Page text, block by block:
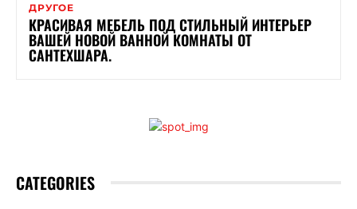
ДРУГОЕ
КРАСИВАЯ МЕБЕЛЬ ПОД СТИЛЬНЫЙ ИНТЕРЬЕР
ВАШЕЙ НОВОЙ ВАННОЙ КОМНАТЫ ОТ
САНТЕХШАРА.
CATEGORIES